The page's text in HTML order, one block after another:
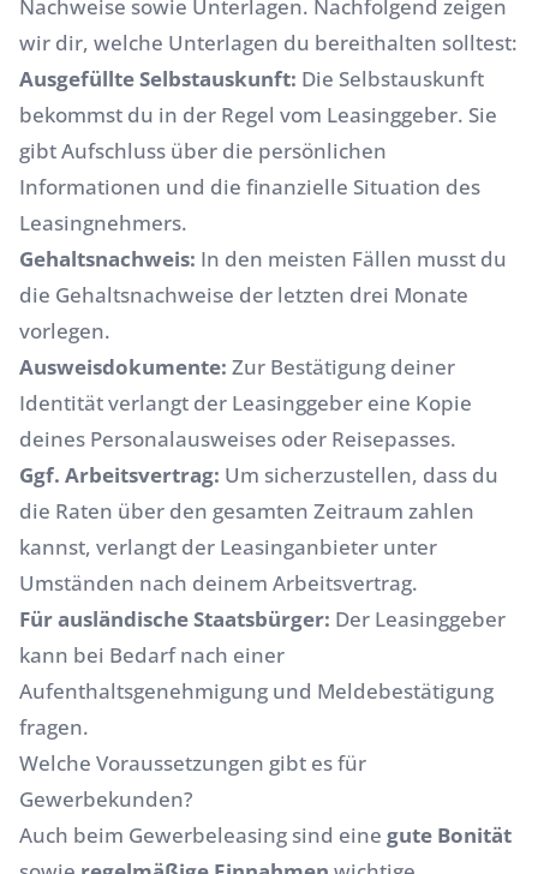
Nachweise sowie Unterlagen. Nachfolgend zeigen
wir dir, welche Unterlagen du bereithalten solltest:
Ausgefüllte Selbstauskunft: Die Selbstauskunft
bekommst du in der Regel vom Leasinggeber. Sie
gibt Aufschluss über die persönlichen
Informationen und die finanzielle Situation des
Leasingnehmers.
Gehaltsnachweis: In den meisten Fällen musst du
die Gehaltsnachweise der letzten drei Monate
vorlegen.
Ausweisdokumente: Zur Bestätigung deiner
Identität verlangt der Leasinggeber eine Kopie
deines Personalausweises oder Reisepasses.
Ggf. Arbeitsvertrag: Um sicherzustellen, dass du
die Raten über den gesamten Zeitraum zahlen
kannst, verlangt der Leasinganbieter unter
Umständen nach deinem Arbeitsvertrag.
Für ausländische Staatsbürger: Der Leasinggeber
kann bei Bedarf nach einer
Aufenthaltsgenehmigung und Meldebestätigung
fragen.
Welche Voraussetzungen gibt es für
Gewerbekunden?
Auch beim Gewerbeleasing sind eine gute Bonität